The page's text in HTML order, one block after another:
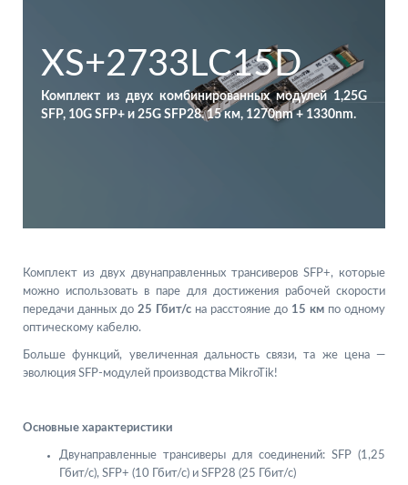
XS+2733LC15D
Комплект из двух комбинированных модулей 1,25G
SFP, 10G SFP+ и 25G SFP28. 15 км, 1270nm + 1330nm.
Комплект из двух двунаправленных трансиверов SFP+, которые
можно использовать в паре для достижения рабочей скорости
передачи данных до 25 Гбит/с на расстояние до 15 км по одному
оптическому кабелю.
Больше функций, увеличенная дальность связи, та же цена —
эволюция SFP-модулей производства MikroTik!
Основные характеристики
Двунаправленные трансиверы для соединений: SFP (1,25
Гбит/с), SFP+ (10 Гбит/с) и SFP28 (25 Гбит/с)